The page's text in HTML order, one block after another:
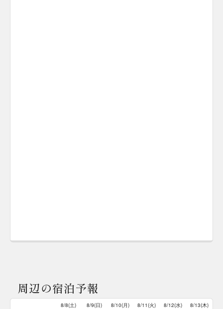
周辺の宿泊予報
8/8(土) 8/9(日) 8/10(月) 8/11(火) 8/12(水) 8/13(木)